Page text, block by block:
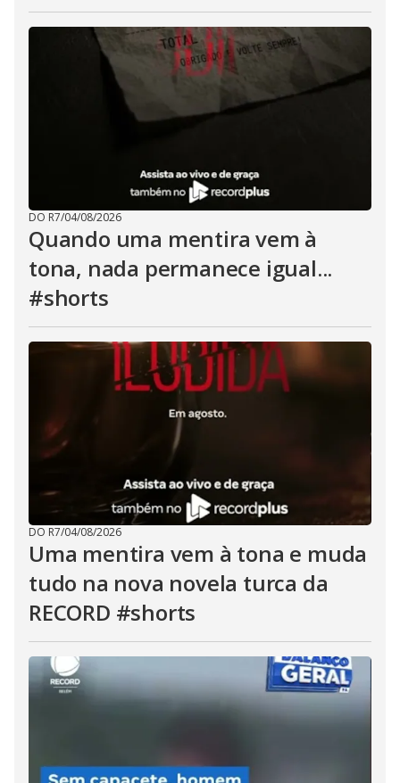
DO R7/04/08/2026
Quando uma mentira vem à
tona, nada permanece igual...
#shorts
DO R7/04/08/2026
Uma mentira vem à tona e muda
tudo na nova novela turca da
RECORD #shorts